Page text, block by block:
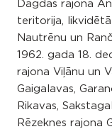
Dagdas rajona
teritorija, likvidētā
Nautrēnu un
1962. gada 18.
rajona Viļānu un
Gaigalavas,
Rikavas,
Rēzeknes rajona